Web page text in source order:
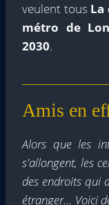
veulent tous La
métro de
2030.
Amis en
Alors que les
s'allongent, les
des endroits qui
étranger… Voici